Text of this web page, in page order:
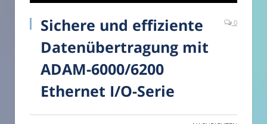
Sichere und effiziente
Datenübertragung mit
ADAM-6000/6200
Ethernet I/O-Serie
0